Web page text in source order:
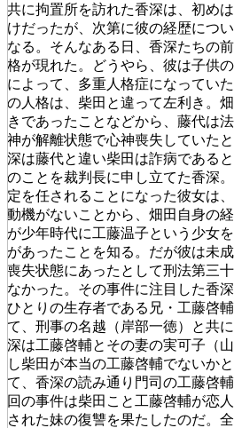
共に拘置所を訪れた香深は、初め
けだったが、次第に彼の経歴につ
なる。そんなある日、香深たちの
格が現れた。どうやら、彼は子供
によって、多重人格症になってい
の人格は、柴田と違って左利き。
きであったことなどから、藤代は
神が解離状態で心神喪失していた
深は藤代と違い柴田は詐病である
のことを裁判長に申し立てた香深
定を任されることになった彼女は
動機がないことから、畑田自身の
が少年時代に工藤温子という少女
があったことを知る。だが彼は未
喪失状態にあったとして刑法第三
なかった。その事件に注目した香
ひとりの生存者である兄・工藤啓
て、刑事の名越（岸部一徳）と共
深は工藤啓輔とその妻の実可子（
し柴田が本当の工藤啓輔でないか
て、香深の読み通り門司の工藤啓
回の事件は柴田こと工藤啓輔が恋
された妹の復讐を果たしたのだ。